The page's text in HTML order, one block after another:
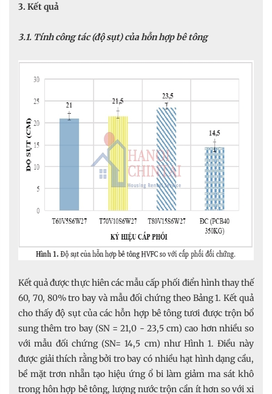
3. Kết quả
3.1. Tính công tác (độ sụt) của hỗn hợp bê tông
Kết quả được thực hiên các mẫu cấp phối điển hình thay thế
60, 70, 80% tro bay và mẫu đối chứng theo Bảng 1. Kết quả
cho thấy độ sụt của các hỗn hợp bê tông tươi được trộn bổ
sung thêm tro bay (SN = 21,0 - 23,5 cm) cao hơn nhiều so
với mẫu đối chứng (SN= 14,5 cm) như Hình 1. Điều này
được giải thích rằng bởi tro bay có nhiều hạt hình dạng cầu,
bề mặt trơn nhẵn tạo hiệu ứng ổ bi làm giảm ma sát khô
trong hôn hợp bê tông, lượng nước trộn cần ít hơn so với xi